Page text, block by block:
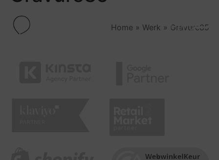
Menu
Home » Werk » Gravure85